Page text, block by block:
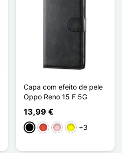
Capa com efeito de pele
Oppo Reno 15 F 5G
13,99 €
PretoVermelho
RosaAmarelo
+3